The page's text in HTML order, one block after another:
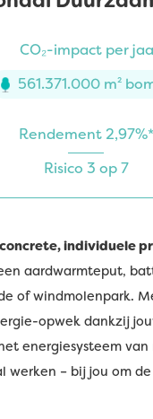
CO₂-impact per
561.371.000 m²
Rendement 2,97%*
Risico 3 op 7
individuele
aardwarmteput,
of windmolenpark.
opwek dankzij
energiesysteem van
werken – bij jou om